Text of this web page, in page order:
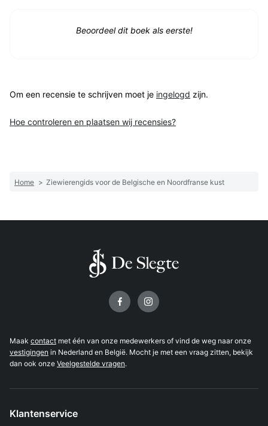
Beoordeel dit boek als eerste!
Om een recensie te schrijven moet je ingelogd zijn.
Hoe controleren en plaatsen wij recensies?
Home > Ziewierengids voor de Belgische en Noordfranse kust
Maak contact met één van onze medewerkers of vind de weg naar onze
vestigingen in Nederland en België. Mocht je met een vraag zitten, bekijk
dan ook onze Veelgestelde vragen.
Klantenservice